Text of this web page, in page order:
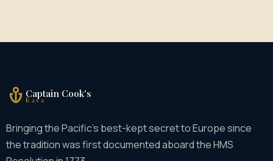
Captain Cook's
Kava
Bringing the Pacific's best-kept secret to Europe since
the tradition was first documented aboard the HMS